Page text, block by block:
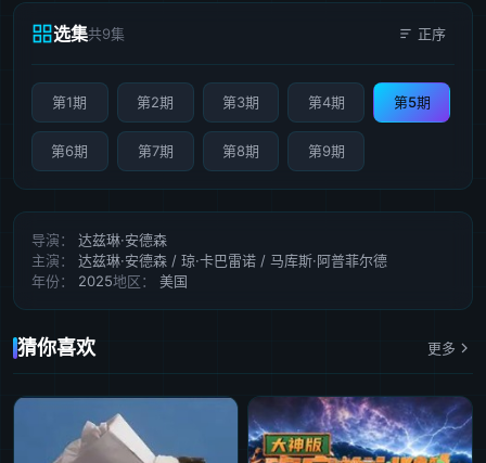
选集共9集 正序
第1期 第2期 第3期 第4期 第5期
第6期 第7期 第8期 第9期
导演：
达兹琳·安德森
主演：
达兹琳·安德森 / 琼·卡巴雷诺 / 马库斯·阿普菲尔德
年份：
2025地区： 美国
猜你喜欢 更多